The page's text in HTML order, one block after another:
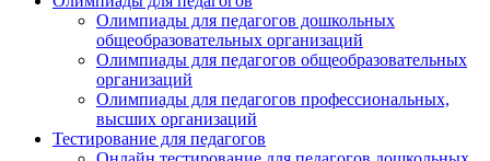
Олимпиады для педагогов дошкольных
общеобразовательных организаций
Олимпиады для педагогов общеобразовательных
организаций
Олимпиады для педагогов профессиональных,
высших организаций
Тестирование для педагогов